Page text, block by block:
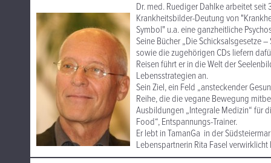
Dr. med. Ruediger Dahlke arbeitet seit
Krankheitsbilder-Deutung von
Symbol" u.a. eine ganzheitliche
Seine Bücher „Die Schicksalsgesetze
sowie die zugehörigen CDs liefern
Reisen führt er in die Welt der
Lebensstrategien an.
Sein Ziel, ein Feld „ansteckender
Reihe, die die vegane Bewegung
Ausbildungen „Integrale Medizin“ für
Food“, Entspannungs-Trainer.
Er lebt in TamanGa in der
Lebenspartnerin Rita Fasel